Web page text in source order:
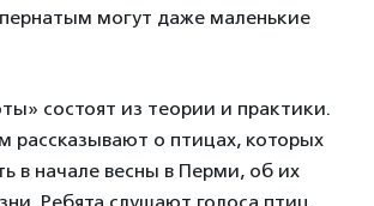
могут даже маленькие
состоят из теории и практики.
рассказывают о птицах, которых
в начале весны в Перми, об их